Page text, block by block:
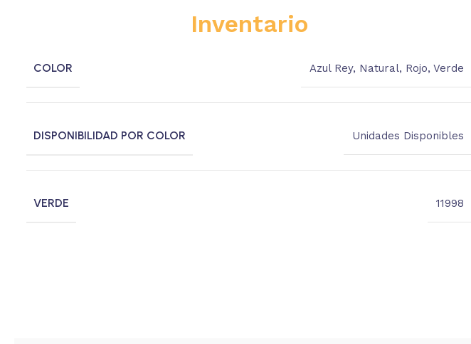
Inventario
COLOR Azul Rey, Natural, Rojo, Verde
DISPONIBILIDAD POR COLOR Unidades Disponibles
VERDE 11998